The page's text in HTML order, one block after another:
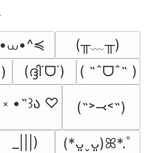
(╥﹏╥)
(ദ്ദി˙ᗜ˙) ( ˶ˆᗜˆ˵ )
༝ •˶꒱ა ♡ (˶˃⤙˂˶)
_|||)
(*ᴗ͈ˬᴗ͈)ꕤ*.ﾟ